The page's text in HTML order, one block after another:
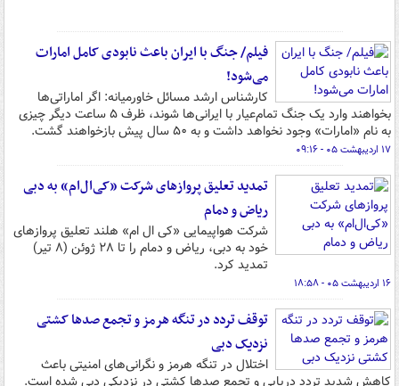
فیلم/ جنگ با ایران باعث نابودی کامل امارات
می‌شود!
کارشناس ارشد مسائل خاورمیانه: اگر اماراتی‌ها
بخواهند وارد یک جنگ تمام‌عیار با ایرانی‌ها شوند، ظرف ۵ ساعت دیگر چیزی
به نام «امارات» وجود نخواهد داشت و به ۵۰ سال پیش بازخواهند گشت.
۱۷ اردیبهشت ۰۵ - ۰۹:۱۶
تمدید تعلیق پروازهای شرکت «کی‌ال‌ام» به دبی
ریاض و دمام
شرکت هواپیمایی «کی ال ام» هلند تعلیق پروازهای
خود به دبی، ریاض و دمام را تا ۲۸ ژوئن (۸ تیر)
تمدید کرد.
۱۶ اردیبهشت ۰۵ - ۱۸:۵۸
توقف تردد در تنگه هرمز و تجمع صدها کشتی
نزدیک دبی
اختلال در تنگه هرمز و نگرانی‌های امنیتی باعث
کاهش شدید تردد دریایی و تجمع صدها کشتی در نزدیکی دبی شده است.